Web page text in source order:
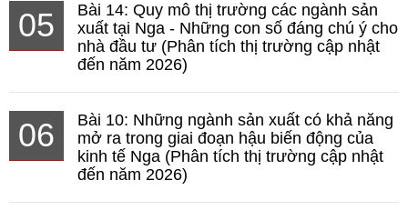
05
Bài 14: Quy mô thị trường các ngành sản
xuất tại Nga - Những con số đáng chú ý cho
nhà đầu tư (Phân tích thị trường cập nhật
đến năm 2026)
06
Bài 10: Những ngành sản xuất có khả năng
mở ra trong giai đoạn hậu biến động của
kinh tế Nga (Phân tích thị trường cập nhật
đến năm 2026)